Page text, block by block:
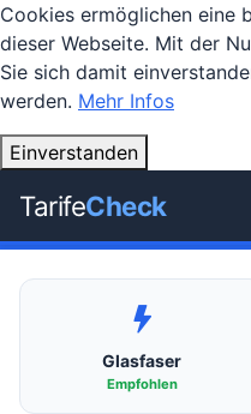
Cookies ermöglichen eine
dieser Webseite. Mit der
Sie sich damit
werden. Mehr Infos
Einverstanden
TarifeCheck
Glasfaser
Empfohlen